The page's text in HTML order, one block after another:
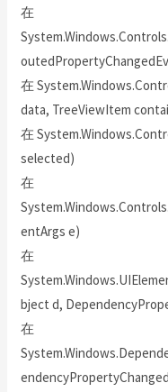
在
在
data, TreeViewItem
在
selected)
在
entArgs e)
在
bject d,
在